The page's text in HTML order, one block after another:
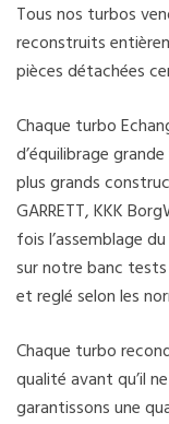
Tous nos turbos
reconstruits
pièces détachées
Chaque turbo
d’équilibrage
plus grands
GARRETT, KKK
fois l’assemblage
sur notre banc
et reglé selon les
Chaque turbo
qualité avant qu’il
garantissons une